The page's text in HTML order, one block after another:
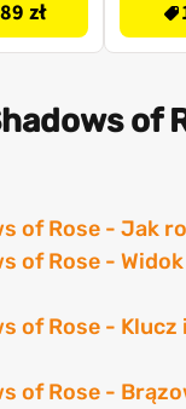
zł
of
of Rose - Jak
of Rose -
of Rose -
of Rose -